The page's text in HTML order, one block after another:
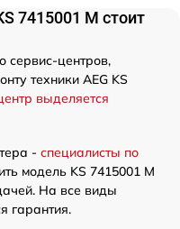
7415001 M стоит
сервис-центров,
техники AEG KS
выделяется
- специалисты по
модель KS 7415001 M
На все виды
гарантия.